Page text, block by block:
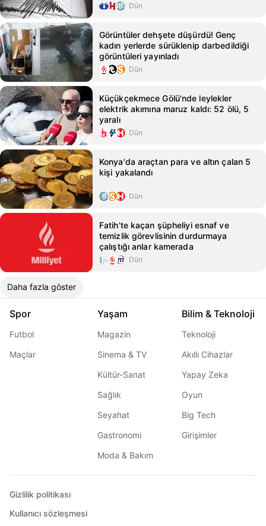
Dün
Görüntüler dehşete düşürdü! Genç
kadın yerlerde sürüklenip darbedildiği
görüntüleri yayınladı
Dün
Küçükçekmece Gölü'nde leylekler
elektrik akımına maruz kaldı: 52 ölü, 5
yaralı
Dün
Konya'da araçtan para ve altın çalan 5
kişi yakalandı
Dün
Fatih'te kaçan şüpheliyi esnaf ve
temizlik görevlisinin durdurmaya
çalıştığı anlar kamerada
Dün
Daha fazla göster
Spor
Futbol
Maçlar
Yaşam
Magazin
Sinema & TV
Kültür-Sanat
Sağlık
Seyahat
Gastronomi
Moda & Bakım
Bilim & Teknoloji
Teknoloji
Akıllı Cihazlar
Yapay Zeka
Oyun
Big Tech
Girişimler
Gizlilik politikası
Kullanıcı sözleşmesi